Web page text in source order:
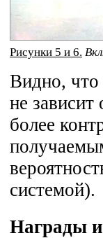
Рисунки 5 и 6.
Видно, что
не
более
системой).
Награды